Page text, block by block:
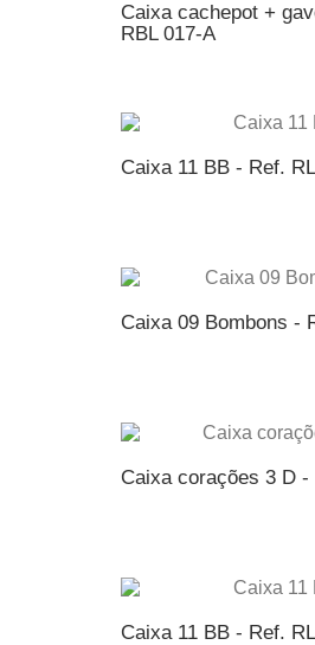
Caixa cachepot +
RBL 017-A
Caixa 11 BB - Ref.
Caixa 09 Bombons -
Caixa corações 3 D -
Caixa 11 BB - Ref.